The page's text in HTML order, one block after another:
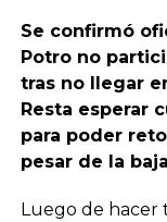
Se confirmó
Potro no
tras no llegar
Resta esperar
para poder
pesar de la
Luego de hacer